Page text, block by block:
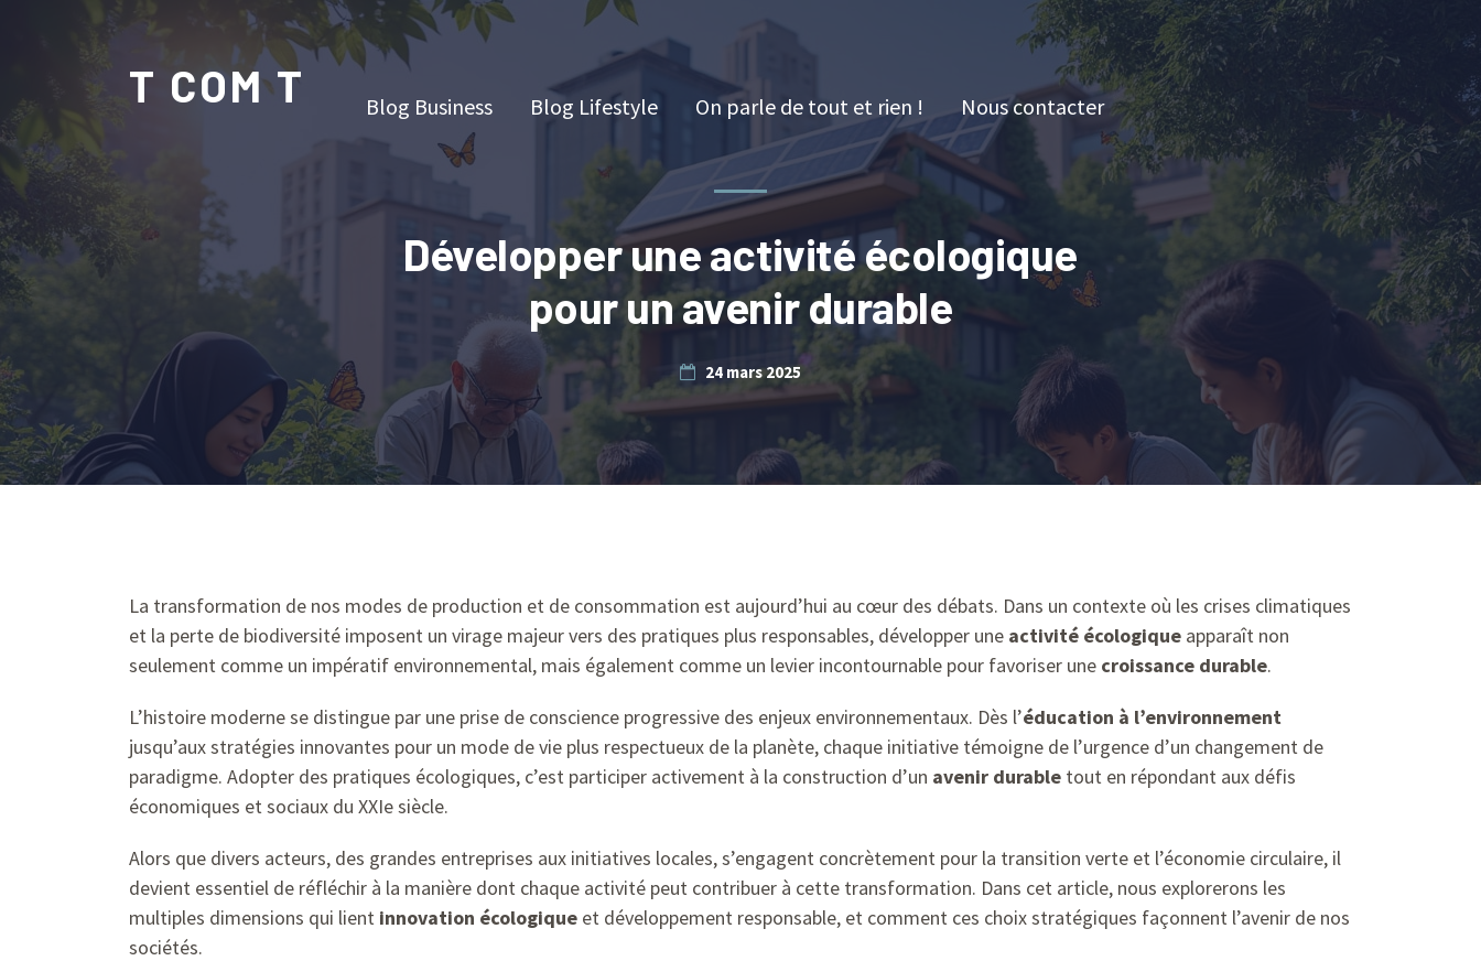
T COM T Blog Business Blog Lifestyle On parle de tout et rien ! Nous contacter
Développer une activité écologique
pour un avenir durable
24 mars 2025
La transformation de nos modes de production et de consommation est aujourd’hui au cœur des débats. Dans un contexte où les crises climatiques
et la perte de biodiversité imposent un virage majeur vers des pratiques plus responsables, développer une activité écologique apparaît non
seulement comme un impératif environnemental, mais également comme un levier incontournable pour favoriser une croissance durable.
L’histoire moderne se distingue par une prise de conscience progressive des enjeux environnementaux. Dès l’éducation à l’environnement
jusqu’aux stratégies innovantes pour un mode de vie plus respectueux de la planète, chaque initiative témoigne de l’urgence d’un changement de
paradigme. Adopter des pratiques écologiques, c’est participer activement à la construction d’un avenir durable tout en répondant aux défis
économiques et sociaux du XXIe siècle.
Alors que divers acteurs, des grandes entreprises aux initiatives locales, s’engagent concrètement pour la transition verte et l’économie circulaire, il
devient essentiel de réfléchir à la manière dont chaque activité peut contribuer à cette transformation. Dans cet article, nous explorerons les
multiples dimensions qui lient innovation écologique et développement responsable, et comment ces choix stratégiques façonnent l’avenir de nos
sociétés.